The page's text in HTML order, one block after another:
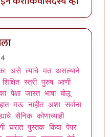
असे त्याचे मत असल्याने
स्त्री पुरुष आणी
पेक्षा जास्त भाषा बोलू
मऊ नाहीत अशा सर्वाना
सैनिक कोणाच्याही
घरात पुस्तक किंवा पेपर